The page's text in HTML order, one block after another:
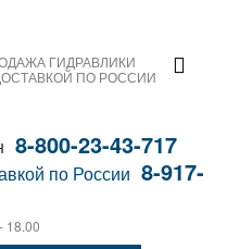
ГИДРАВЛИКИ
ПО РОССИИ
8-800-23-43-717
8-917-
18.00